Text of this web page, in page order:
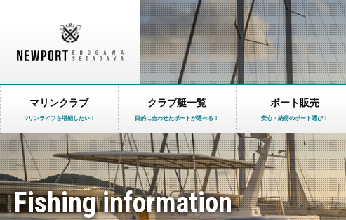
マリンクラブ
マリンライフを堪能したい！
クラブ艇一覧
目的に合わせたボートが選べる！
ボート販売
安心・納得のボート選び！
Fishing information